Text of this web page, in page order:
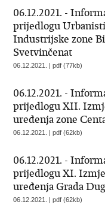
06.12.2021. -
prijedlogu
Industrijske zone
Svetvinčenat
06.12.2021. | pdf (77kb)
06.12.2021. -
prijedlogu XII.
uređenja zone
06.12.2021. | pdf (62kb)
06.12.2021. -
prijedlogu XI.
uređenja Grada
06.12.2021. | pdf (62kb)